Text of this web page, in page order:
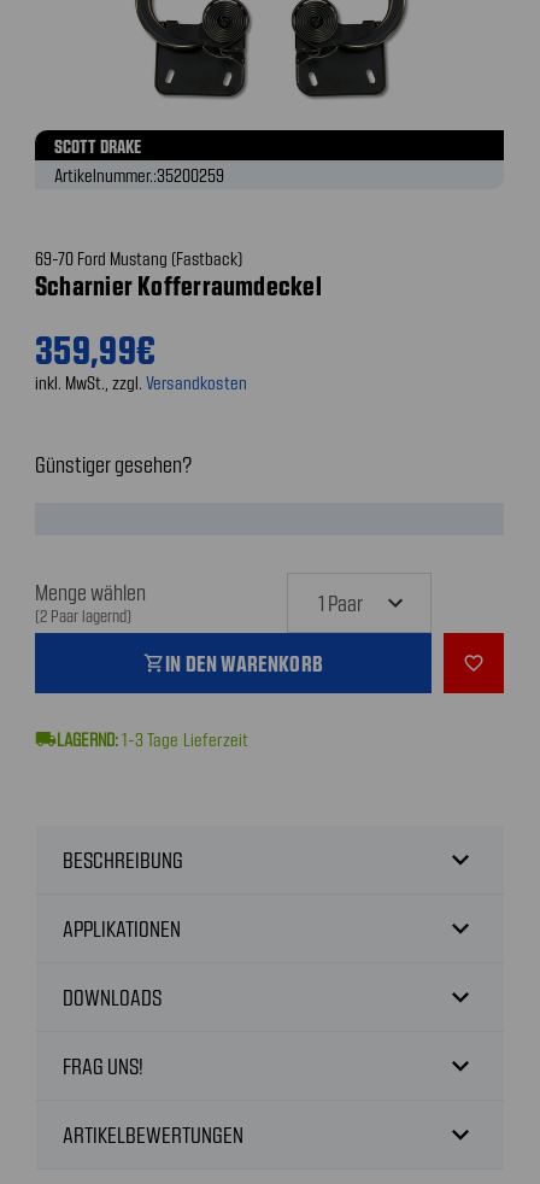
SCOTT DRAKE
Artikelnummer.:35200259
69-70 Ford Mustang (Fastback)
Scharnier Kofferraumdeckel
359,99€
inkl. MwSt., zzgl. Versandkosten
Günstiger gesehen?
Menge wählen
(2 Paar lagernd)
shopping_cartIN DEN WARENKORB favorite_outline
local_shipping 1-3 Tage Lieferzeit
BESCHREIBUNG expand_more
APPLIKATIONEN expand_more
DOWNLOADS expand_more
FRAG UNS! expand_more
ARTIKELBEWERTUNGEN expand_more